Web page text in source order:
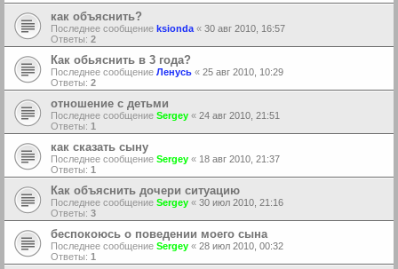
как объяснить?
Последнее сообщение ksionda « 30 авг 2010, 16:57
Ответы: 2
Как обьяснить в 3 года?
Последнее сообщение Ленусь « 25 авг 2010, 10:29
Ответы: 2
отношение с детьми
Последнее сообщение Sergey « 24 авг 2010, 21:51
Ответы: 1
как сказать сыну
Последнее сообщение Sergey « 18 авг 2010, 21:37
Ответы: 1
Как объяснить дочери ситуацию
Последнее сообщение Sergey « 30 июл 2010, 21:16
Ответы: 3
беспокоюсь о поведении моего сына
Последнее сообщение Sergey « 28 июл 2010, 00:32
Ответы: 1